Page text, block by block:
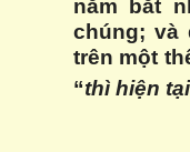
nắm bắt
chúng; và
trên một
“thì hiện tại